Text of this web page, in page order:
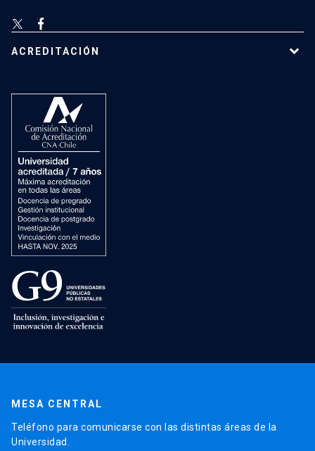
ACREDITACIÓN
MESA CENTRAL
Teléfono para comunicarse con las distintas áreas de la
Universidad.